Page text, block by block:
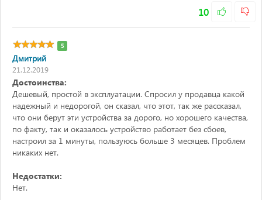
10
5
Дмитрий
21.12.2019
Достоинства:
Дешевый, простой в эксплуатации. Спросил у продавца какой
надежный и недорогой, он сказал, что этот, так же рассказал,
что они берут эти устройства за дорого, но хорошего качества,
по факту, так и оказалось устройство работает без сбоев,
настроил за 1 минуты, пользуюсь больше 3 месяцев. Проблем
никаких нет.
Недостатки:
Нет.